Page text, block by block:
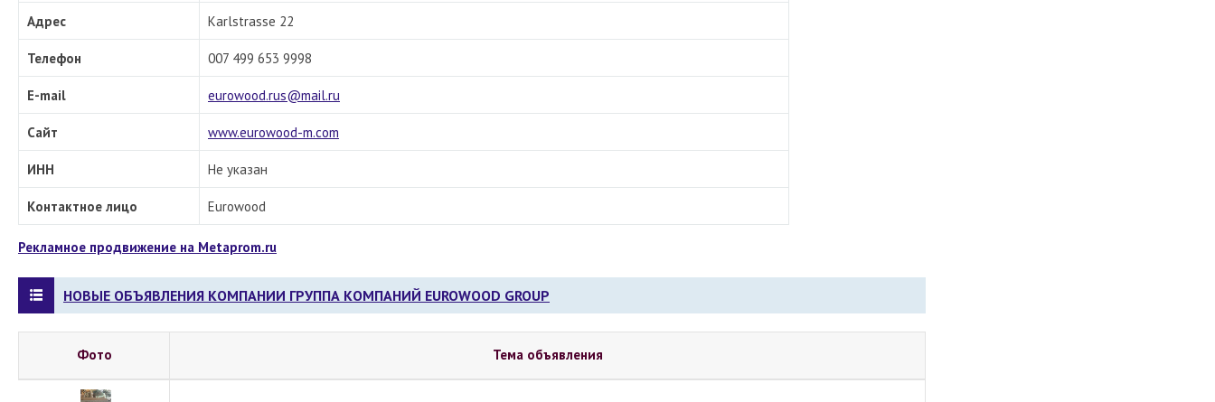
Адрес Karlstrasse 22
Телефон 007 499 653 9998
E-mail eurowood.rus@mail.ru
Сайт www.eurowood-m.com
ИНН Не указан
Контактное лицо Eurowood
Рекламное продвижение на Metaprom.ru
НОВЫЕ ОБЪЯВЛЕНИЯ КОМПАНИИ ГРУППА КОМПАНИЙ EUROWOOD GROUP
Фото Тема объявления